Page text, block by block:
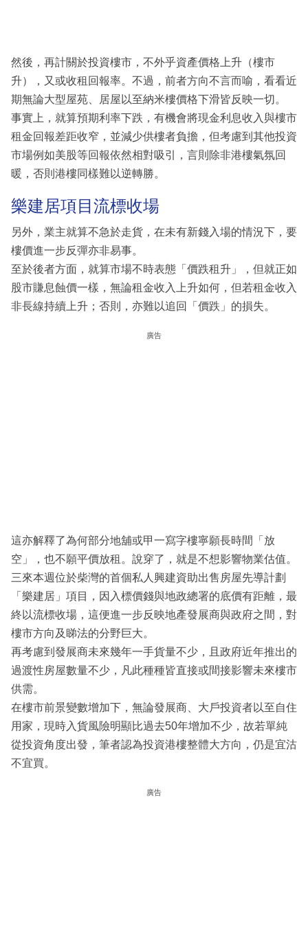
然後，再計關於投資樓市，不外乎資產價格上升（樓市
升），又或收租回報率。不過，前者方向不言而喻，看看近
期無論大型屋苑、居屋以至納米樓價格下滑皆反映一切。
事實上，就算預期利率下跌，有機會將現金利息收入與樓市
租金回報差距收窄，並減少供樓者負擔，但考慮到其他投資
市場例如美股等回報依然相對吸引，言則除非港樓氣氛回
暖，否則港樓同樣難以逆轉勝。
樂建居項目流標收場
另外，業主就算不急於走貨，在未有新錢入場的情況下，要
樓價進一步反彈亦非易事。
至於後者方面，就算市場不時表態「價跌租升」，但就正如
股市賺息蝕價一樣，無論租金收入上升如何，但若租金收入
非長線持續上升；否則，亦難以追回「價跌」的損失。
廣告
這亦解釋了為何部分地舖或甲一寫字樓寧願長時間「放
空」，也不願平價放租。說穿了，就是不想影響物業估值。
三來本週位於柴灣的首個私人興建資助出售房屋先導計劃
「樂建居」項目，因入標價錢與地政總署的底價有距離，最
終以流標收場，這便進一步反映地產發展商與政府之間，對
樓市方向及睇法的分野巨大。
再考慮到發展商未來幾年一手貨量不少，且政府近年推出的
過渡性房屋數量不少，凡此種種皆直接或間接影響未來樓市
供需。
在樓市前景變數增加下，無論發展商、大戶投資者以至自住
用家，現時入貨風險明顯比過去50年增加不少，故若單純
從投資角度出發，筆者認為投資港樓整體大方向，仍是宜沽
不宜買。
廣告